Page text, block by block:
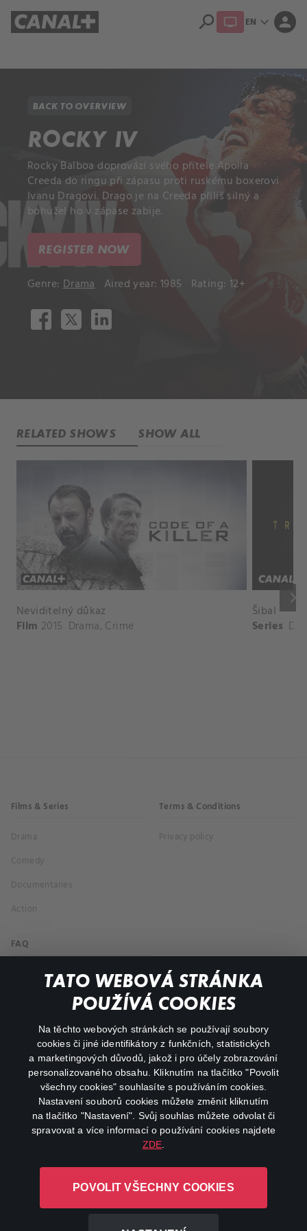
TATO WEBOVÁ STRÁNKA
POUŽÍVÁ COOKIES
Na těchto webových stránkách se používají soubory
cookies či jiné identifikátory z funkčních, statistických
a marketingových důvodů, jakož i pro účely zobrazování
personalizovaného obsahu. Kliknutím na tlačítko "Povolit
všechny cookies" souhlasíte s používáním cookies.
Nastavení souborů cookies můžete změnit kliknutím
na tlačítko "Nastavení". Svůj souhlas můžete odvolat či
spravovat a více informací o používání cookies najdete
ZDE
POVOLIT VŠECHNY COOKIES
search EN expand_more person
BACK TO OVERVIEW
ROCKY IV
Rocky Balboa doprovází svého přítele Apolla
Creeda do ringu při zápasu proti ruskému boxerovi
Ivanu Dragovi. Drago je na Creeda příliš silný a
bohužel ho v zápase zabije.
REGISTER NOW
Genre: Drama Aired year: 1985 Rating: 12+
RELATED SHOWS SHOW ALL
keyboard_arrow_right
Neviditelný důkaz
Film 2015 Drama, Crime
Šibal
Series
Films & Series
Drama
Comedy
Documentaries
Action
Terms & Conditions
Privacy policy
FAQ
My profile
facebookinstagram
youtube
L-1246 Luxembourg R.C.S.